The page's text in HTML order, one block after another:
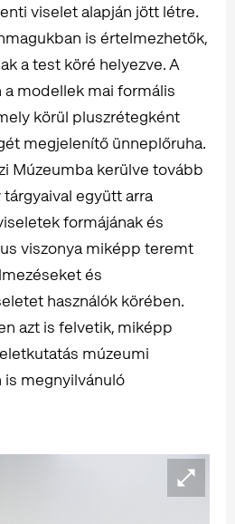
viselet alapján jött létre.
is értelmezhetők,
a test köré helyezve. A
modellek mai formális
körül pluszrétegként
megjelenítő ünneplőruha.
Múzeumba kerülve tovább
együtt arra
formájának és
viszonya miképp teremt
és
használók körében.
azt is felvetik, miképp
múzeumi
megnyilvánuló